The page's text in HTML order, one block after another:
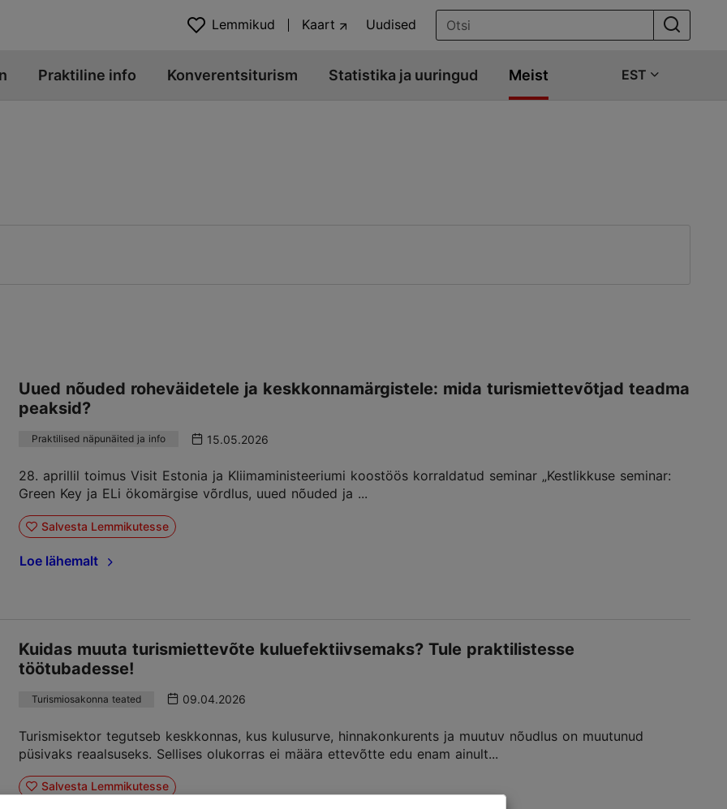
Lemmikud Kaart Uudised
Praktiline info Konverentsiturism Statistika ja uuringud Meist EST
Uued nõuded roheväidetele ja keskkonnamärgistele: mida turismiettevõtjad teadma
peaksid?
Praktilised näpunäited ja info 15.05.2026
28. aprillil toimus Visit Estonia ja Kliimaministeeriumi koostöös korraldatud seminar „Kestlikkuse seminar:
Green Key ja ELi ökomärgise võrdlus, uued nõuded ja ...
Salvesta Lemmikutesse
Loe lähemalt
Kuidas muuta turismiettevõte kuluefektiivsemaks? Tule praktilistesse
töötubadesse!
Turismiosakonna teated 09.04.2026
Turismisektor tegutseb keskkonnas, kus kulusurve, hinnakonkurents ja muutuv nõudlus on muutunud
püsivaks reaalsuseks. Sellises olukorras ei määra ettevõtte edu enam ainult...
Salvesta Lemmikutesse